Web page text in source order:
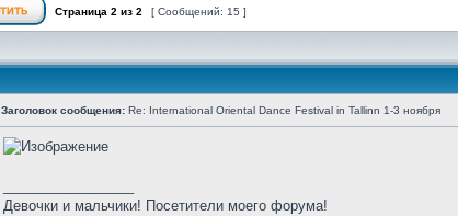
Страница 2 из 2 [ Сообщений: 15 ]
Заголовок сообщения: Re: International Oriental Dance Festival in Tallinn 1-3 ноября
Девочки и мальчики! Посетители моего форума!